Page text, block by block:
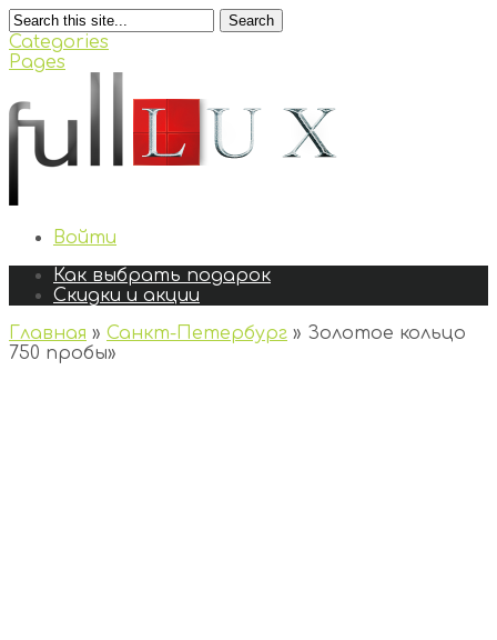
Search
Categories
Pages
Войти
Как выбрать подарок
Скидки и акции
Главная » Санкт-Петербург » Золотое кольцо
750 пробы»